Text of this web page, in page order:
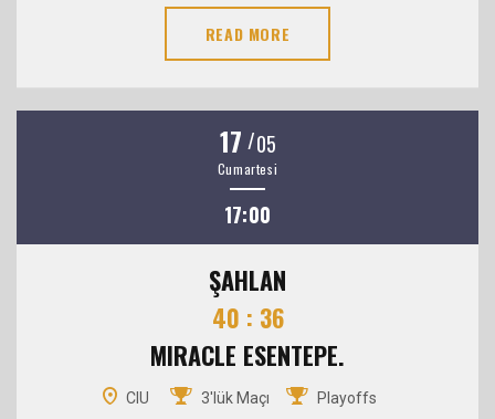
READ MORE
17 /05
Cumartesi
17:00
ŞAHLAN
40 : 36
MIRACLE ESENTEPE.
CIU 3'lük Maçı Playoffs